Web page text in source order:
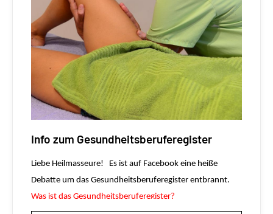
Info zum Gesundheitsberuferegister
Liebe Heilmasseure!
Es ist auf Facebook eine heiße
Debatte um das Gesundheitsberuferegister entbrannt.
Was ist das Gesundheitsberuferegister?